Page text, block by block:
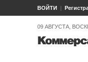
ВОЙТИ
09 АВГУСТА,